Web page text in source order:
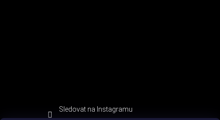
Sledovat na Instagramu